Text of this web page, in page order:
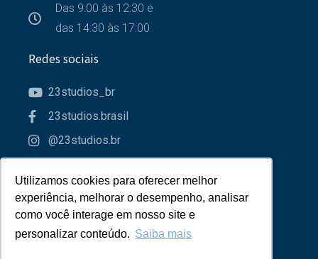
Utilizamos cookies para oferecer melhor
experiência, melhorar o desempenho, analisar
como você interage em nosso site e
personalizar conteúdo. Saiba mais
Utilizamos cookies para oferecer melhor
experiência, melhorar o desempenho, analisar
como você interage em nosso site e
personalizar conteúdo. Saiba mais
Das 9:00 às 12:30 e
das 14:30 às 17:00
Redes sociais
23studios_br
23studios.brasil
@23studios.br
Parceiros